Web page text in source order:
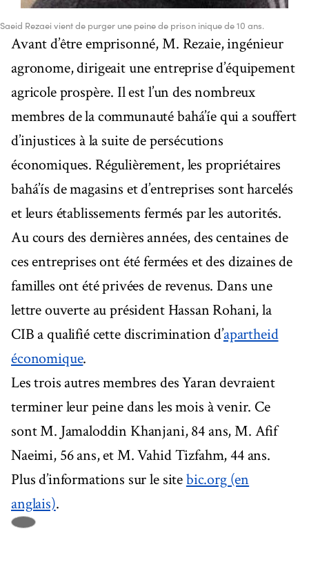
Saeid Rezaei vient de purger une peine de prison inique de 10 ans.
Avant d’être emprisonné, M. Rezaie, ingénieur
agronome, dirigeait une entreprise d’équipement
agricole prospère. Il est l’un des nombreux
membres de la communauté bahá’íe qui a souffert
d’injustices à la suite de persécutions
économiques. Régulièrement, les propriétaires
bahá’ís de magasins et d’entreprises sont harcelés
et leurs établissements fermés par les autorités.
Au cours des dernières années, des centaines de
ces entreprises ont été fermées et des dizaines de
familles ont été privées de revenus. Dans une
lettre ouverte au président Hassan Rohani, la
CIB a qualifié cette discrimination d’apartheid
économique.
Les trois autres membres des Yaran devraient
terminer leur peine dans les mois à venir. Ce
sont M. Jamaloddin Khanjani, 84 ans, M. Afif
Naeimi, 56 ans, et M. Vahid Tizfahm, 44 ans.
Plus d’informations sur le sitebic.org (en
anglais).